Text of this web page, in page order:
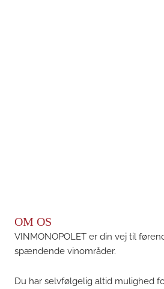
OM OS
VINMONOPOLET er din vej til
spændende vinområder.
Du har selvfølgelig altid mulighed